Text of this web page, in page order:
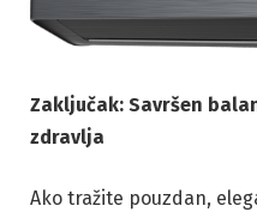
Zaključak: Savršen
zdravlja
Ako tražite pouzdan,